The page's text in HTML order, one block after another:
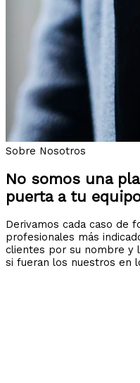
Sobre Nosotros
No somos una
puerta a tu
Derivamos cada caso de
profesionales más
clientes por su nombre y
si fueran los nuestros en